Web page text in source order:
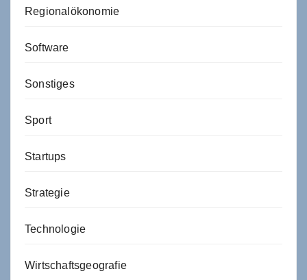
Regionalökonomie
Software
Sonstiges
Sport
Startups
Strategie
Technologie
Wirtschaftsgeografie